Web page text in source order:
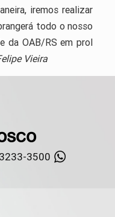
iremos realizar
todo o nosso
da OAB/RS em prol
Vieira
3500